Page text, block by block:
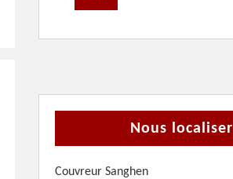
Nous localiser
Couvreur Sanghen